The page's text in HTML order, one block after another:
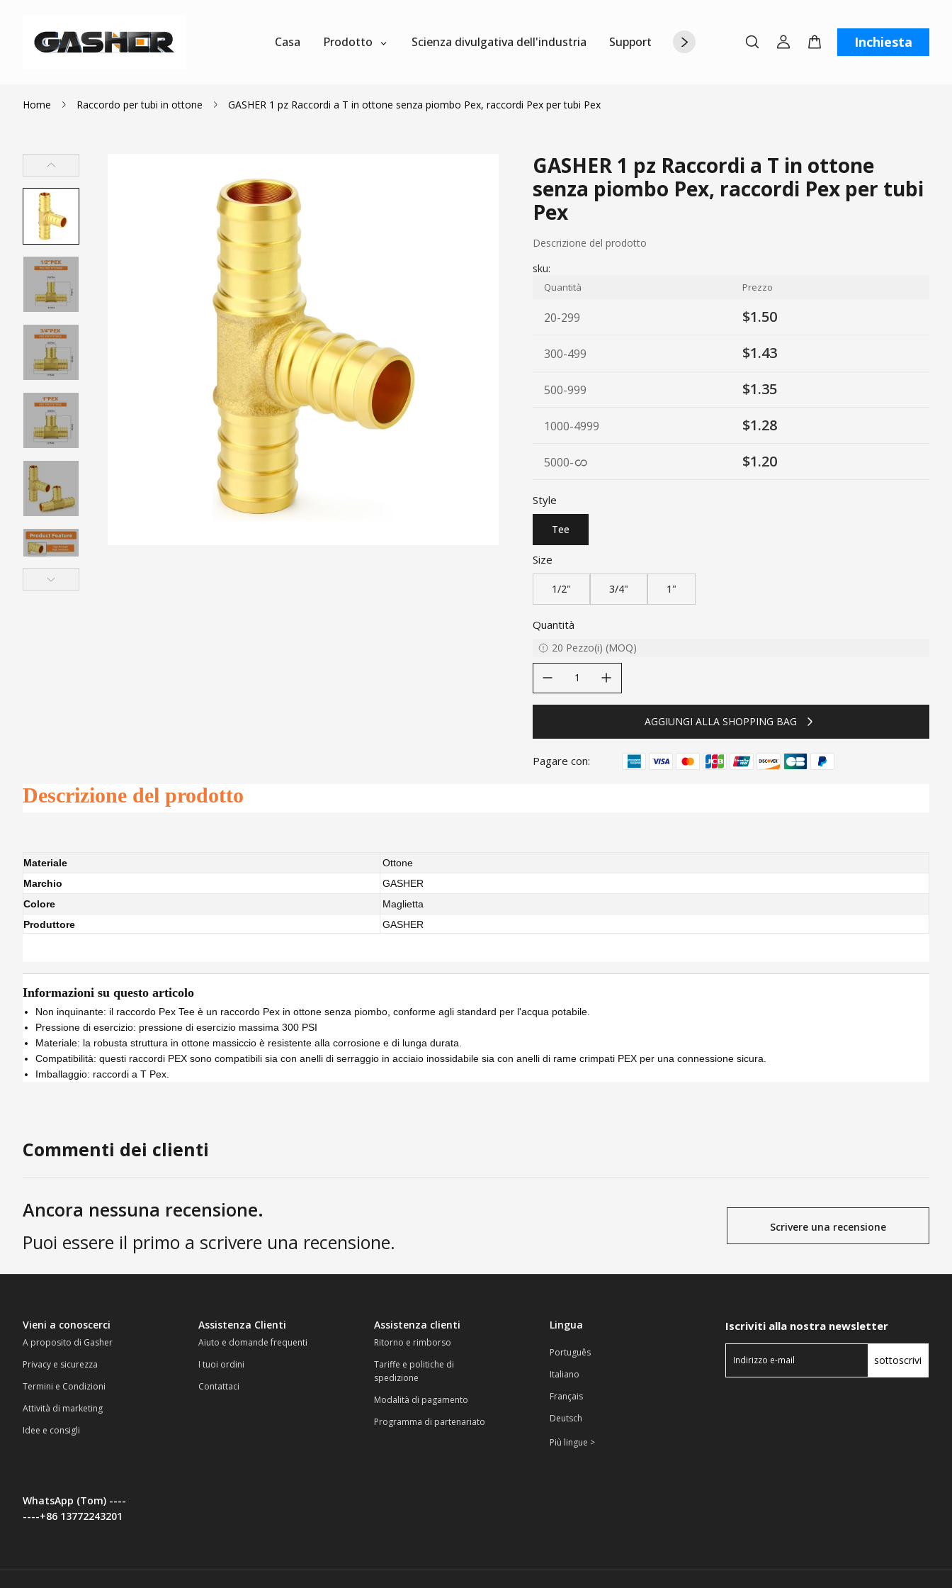
Casa Prodotto Scienza divulgativa dell'industria Supporto Chi siamo Contattaci Inchiesta
Home Raccordo per tubi in ottone GASHER 1 pz Raccordi a T in ottone senza piombo Pex, raccordi Pex per tubi Pex
GASHER 1 pz Raccordi a T in ottone
senza piombo Pex, raccordi Pex per tubi
Pex
Descrizione del prodotto
sku:
Quantità Prezzo
20-299 $1.50
300-499 $1.43
500-999 $1.35
1000-4999 $1.28
5000- $1.20
Style
Tee
Size
1/2" 3/4" 1"
Quantità
20 Pezzo(i) (MOQ)
AGGIUNGI ALLA SHOPPING BAG
Pagare con:
Descrizione del prodotto
Materiale
Ottone
Marchio
GASHER
Colore
Maglietta
Produttore
GASHER
Informazioni su questo articolo
Non inquinante: il raccordo Pex Tee è un raccordo Pex in ottone senza piombo, conforme agli standard per l'acqua potabile.
Pressione di esercizio: pressione di esercizio massima 300 PSI
Materiale: la robusta struttura in ottone massiccio è resistente alla corrosione e di lunga durata.
Compatibilità: questi raccordi PEX sono compatibili sia con anelli di serraggio in acciaio inossidabile sia con anelli di rame crimpati PEX per una connessione sicura.
Imballaggio: raccordi a T Pex.
Commenti dei clienti
Ancora nessuna recensione.
Puoi essere il primo a scrivere una recensione.
Scrivere una recensione
Vieni a conoscerci
A proposito di Gasher
Privacy e sicurezza
Termini e Condizioni
Attività di marketing
Idee e consigli
Assistenza Clienti
Aiuto e domande frequenti
I tuoi ordini
Contattaci
Assistenza clienti
Ritorno e rimborso
Tariffe e politiche di
spedizione
Modalità di pagamento
Programma di partenariato
Lingua
Português
Italiano
Français
Deutsch
Più lingue >
WhatsApp (Tom) ----
----+86 13772243201
Iscriviti alla nostra newsletter
sottoscrivi